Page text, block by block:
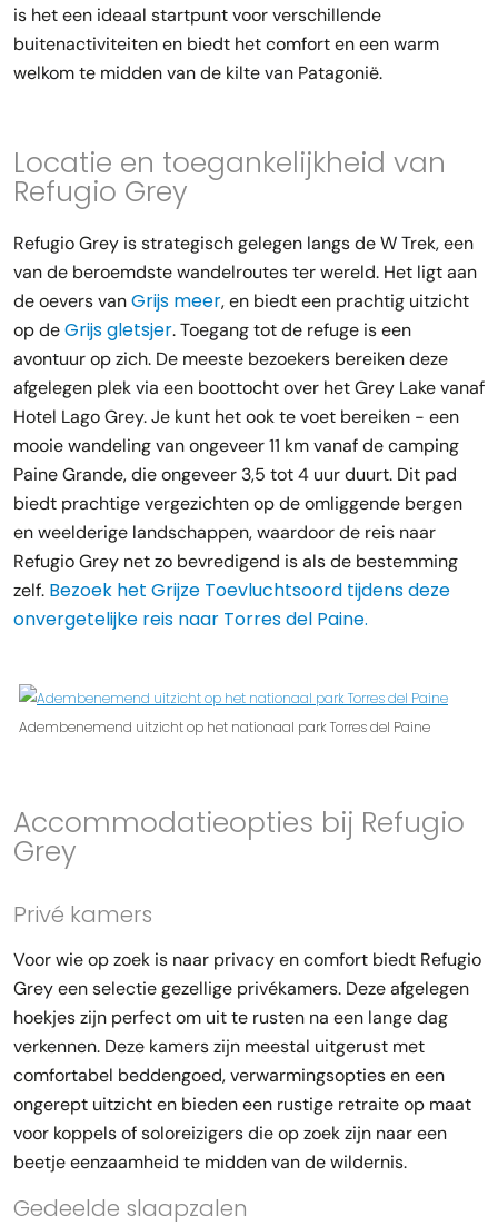
is het een ideaal startpunt voor verschillende
buitenactiviteiten en biedt het comfort en een warm
welkom te midden van de kilte van Patagonië.
Locatie en toegankelijkheid van
Refugio Grey
Refugio Grey is strategisch gelegen langs de W Trek, een
van de beroemdste wandelroutes ter wereld. Het ligt aan
de oevers vanGrijs meer, en biedt een prachtig uitzicht
op deGrijs gletsjer. Toegang tot de refuge is een
avontuur op zich. De meeste bezoekers bereiken deze
afgelegen plek via een boottocht over het Grey Lake vanaf
Hotel Lago Grey. Je kunt het ook te voet bereiken - een
mooie wandeling van ongeveer 11 km vanaf de camping
Paine Grande, die ongeveer 3,5 tot 4 uur duurt. Dit pad
biedt prachtige vergezichten op de omliggende bergen
en weelderige landschappen, waardoor de reis naar
Refugio Grey net zo bevredigend is als de bestemming
zelf. Bezoek het Grijze Toevluchtsoord tijdens deze
onvergetelijke reis naar Torres del Paine.
Adembenemend uitzicht op het nationaal park Torres del Paine
Accommodatieopties bij Refugio
Grey
Privé kamers
Voor wie op zoek is naar privacy en comfort biedt Refugio
Grey een selectie gezellige privékamers. Deze afgelegen
hoekjes zijn perfect om uit te rusten na een lange dag
verkennen. Deze kamers zijn meestal uitgerust met
comfortabel beddengoed, verwarmingsopties en een
ongerept uitzicht en bieden een rustige retraite op maat
voor koppels of soloreizigers die op zoek zijn naar een
beetje eenzaamheid te midden van de wildernis.
Gedeelde slaapzalen